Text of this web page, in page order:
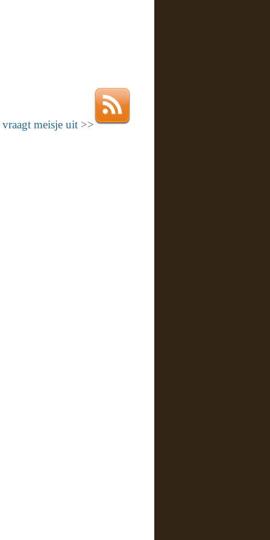
meisje uit >>